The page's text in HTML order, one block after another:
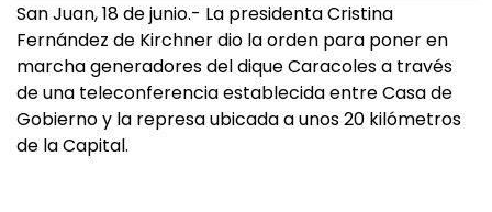
San Juan, 18 de junio.- La presidenta Cristina
Fernández de Kirchner dio la orden para poner en
marcha generadores del dique Caracoles a través
de una teleconferencia establecida entre Casa de
Gobierno y la represa ubicada a unos 20 kilómetros
de la Capital.